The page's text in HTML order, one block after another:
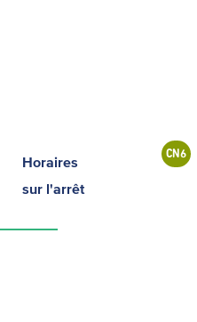
Horaires
sur l'arrêt
CN6